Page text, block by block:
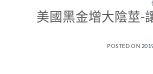
美國黑金增大陰莖-
POSTED ON